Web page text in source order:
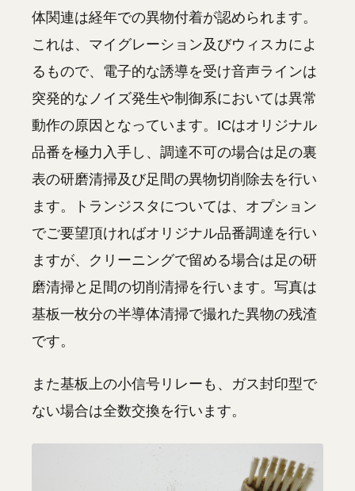
体関連は経年での異物付着が認められます。
これは、マイグレーション及びウィスカによ
るもので、電子的な誘導を受け音声ラインは
突発的なノイズ発生や制御系においては異常
動作の原因となっています。ICはオリジナル
品番を極力入手し、調達不可の場合は足の裏
表の研磨清掃及び足間の異物切削除去を行い
ます。トランジスタについては、オプション
でご要望頂ければオリジナル品番調達を行い
ますが、クリーニングで留める場合は足の研
磨清掃と足間の切削清掃を行います。写真は
基板一枚分の半導体清掃で撮れた異物の残渣
です。
また基板上の小信号リレーも、ガス封印型で
ない場合は全数交換を行います。